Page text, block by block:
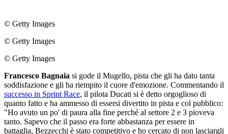
© Getty Images
© Getty Images
© Getty Images
Francesco Bagnaia si gode il Mugello, pista che gli ha dato tanta
soddisfazione e gli ha riempito il cuore d'emozione. Commentando il
successo in Sprint Race, il pilota Ducati si è detto orgoglioso di
quanto fatto e ha ammesso di essersi divertito in pista e col pubblico:
"Ho avuto un po' di paura alla fine perché al settore 2 e 3 pioveva
tanto. Sapevo che il passo era forte abbastanza per essere in
battaglia, Bezzecchi è stato competitivo e ho cercato di non lasciargli